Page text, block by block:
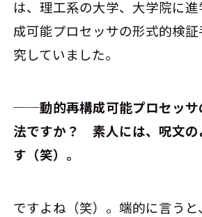
は、理工系の大学、大学院に
成可能プロセッサの形式的検
究していました。
──動的再構成可能プロセッサ
法ですか？ 素人には、呪文の
す（笑）。
ですよね（笑）。端的に言うと